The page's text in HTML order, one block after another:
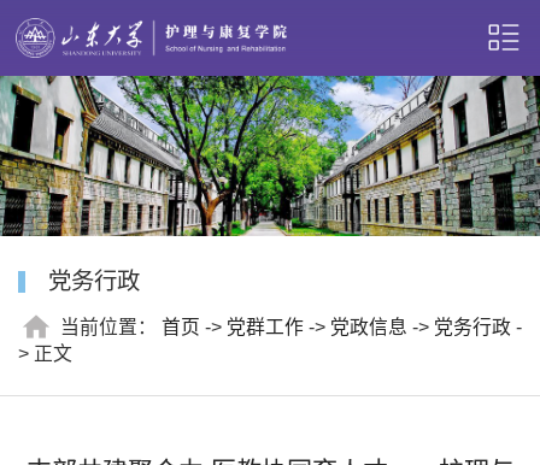
党务行政
当前位置： 首页 -> 党群工作 -> 党政信息 -> 党务行政 -
> 正文